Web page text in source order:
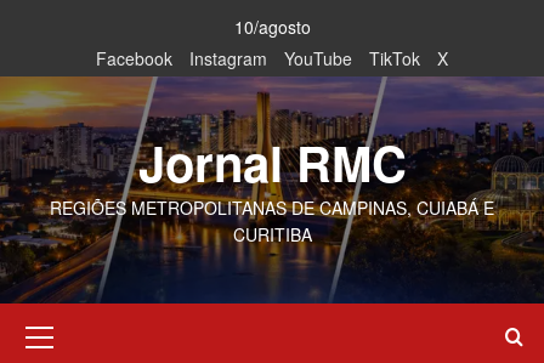
content
10/agosto
Facebook
Instagram YouTube TikTok X
Jornal RMC
REGIÕES METROPOLITANAS DE CAMPINAS, CUIABÁ E
CURITIBA
Menu